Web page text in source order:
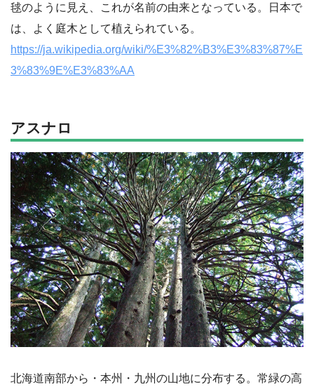
毬のように見え、これが名前の由来となっている。日本で
は、よく庭木として植えられている。
https://ja.wikipedia.org/wiki/%E3%82%B3%E3%83%87%E
3%83%9E%E3%83%AA
アスナロ
北海道南部から・本州・九州の山地に分布する。常緑の高